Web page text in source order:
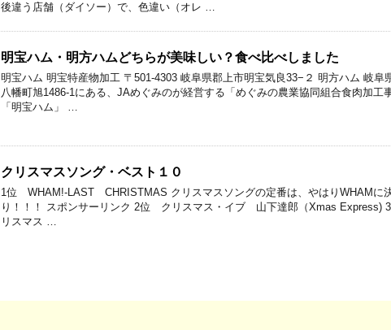
後違う店舗（ダイソー）で、色違い（オレ …
明宝ハム・明方ハムどちらが美味しい？食べ比べしました
明宝ハム 明宝特産物加工 〒501-4303 岐阜県郡上市明宝気良33−２ 明方ハム 岐阜
八幡町旭1486-1にある、JAめぐみのが経営する「めぐみの農業協同組合食肉加工
「明宝ハム」 …
クリスマスソング・ベスト１０
1位 WHAM!-LAST CHRISTMAS クリスマスソングの定番は、やはりWHAMに
り！！！ スポンサーリンク 2位 クリスマス・イブ 山下達郎（Xmas Express)
リスマス …